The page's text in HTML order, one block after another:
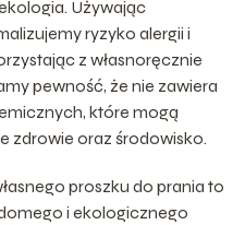
Używając
ryzyko alergii i
z własnoręcznie
pewność, że nie zawiera
które mogą
zdrowie oraz środowisko.
proszku do prania to
i ekologicznego